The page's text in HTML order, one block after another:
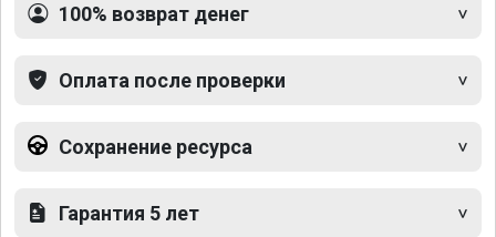
100% возврат денег
Оплата после проверки
Сохранение ресурса
Гарантия 5 лет